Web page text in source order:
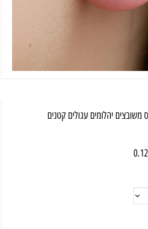
משובצים יהלומים עגולים קטנים